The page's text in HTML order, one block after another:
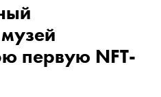
первую NFT-